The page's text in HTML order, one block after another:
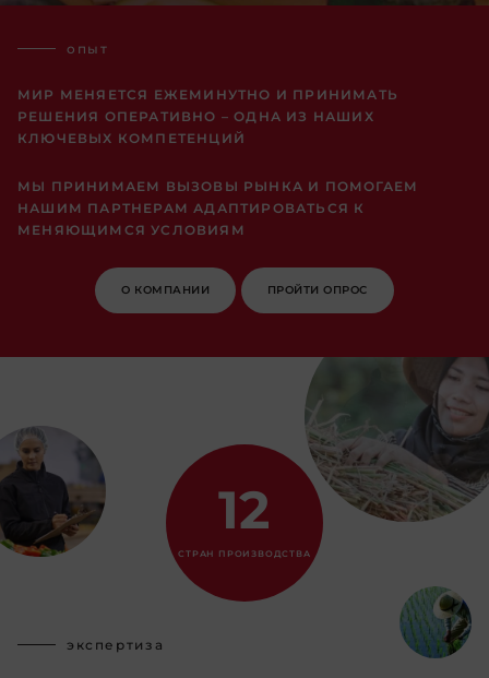
опыт
МИР МЕНЯЕТСЯ ЕЖЕМИНУТНО И ПРИНИМАТЬ
РЕШЕНИЯ ОПЕРАТИВНО – ОДНА ИЗ НАШИХ
КЛЮЧЕВЫХ КОМПЕТЕНЦИЙ
МЫ ПРИНИМАЕМ ВЫЗОВЫ РЫНКА И ПОМОГАЕМ
НАШИМ ПАРТНЕРАМ АДАПТИРОВАТЬСЯ К
МЕНЯЮЩИМСЯ УСЛОВИЯМ
О КОМПАНИИ ПРОЙТИ ОПРОС
12
СТРАН ПРОИЗВОДСТВА
экспертиза